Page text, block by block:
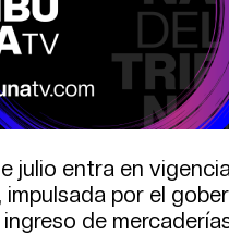
julio entra en
por el
de